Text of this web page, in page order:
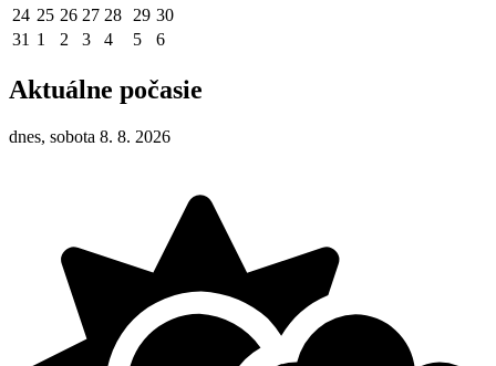
24 25 26 27 28 29 30
31 1 2 3 4 5 6
Aktuálne počasie
dnes, sobota 8. 8. 2026